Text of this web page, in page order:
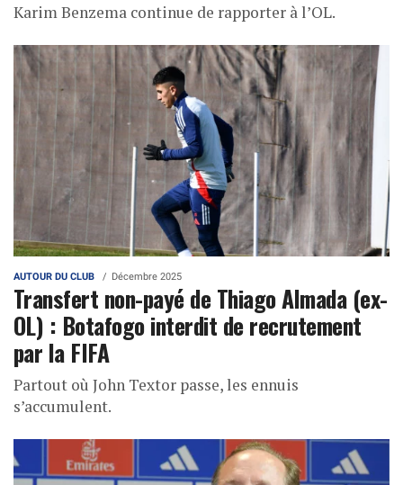
Karim Benzema continue de rapporter à l’OL.
AUTOUR DU CLUB Décembre 2025
Transfert non-payé de Thiago Almada (ex-
OL) : Botafogo interdit de recrutement
par la FIFA
Partout où John Textor passe, les ennuis
s’accumulent.